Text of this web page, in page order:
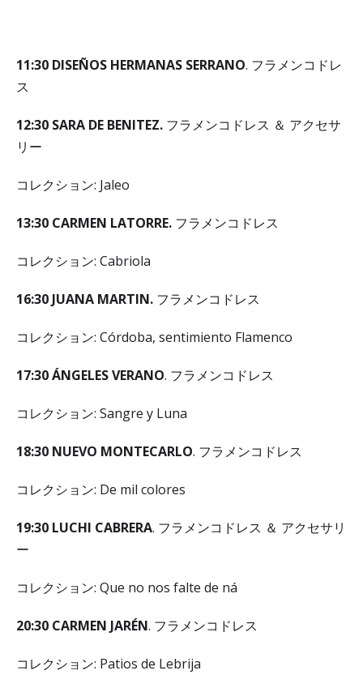
11:30 DISEÑOS HERMANAS SERRANO. フラメンコドレ
ス
12:30 SARA DE BENITEZ. フラメンコドレス ＆ アクセサ
リー
コレクション: Jaleo
13:30 CARMEN LATORRE. フラメンコドレス
コレクション: Cabriola
16:30 JUANA MARTIN. フラメンコドレス
コレクション: Córdoba, sentimiento Flamenco
17:30 ÁNGELES VERANO. フラメンコドレス
コレクション: Sangre y Luna
18:30 NUEVO MONTECARLO. フラメンコドレス
コレクション: De mil colores
19:30 LUCHI CABRERA. フラメンコドレス ＆ アクセサリ
ー
コレクション: Que no nos falte de ná
20:30 CARMEN JARÉN. フラメンコドレス
コレクション: Patios de Lebrija